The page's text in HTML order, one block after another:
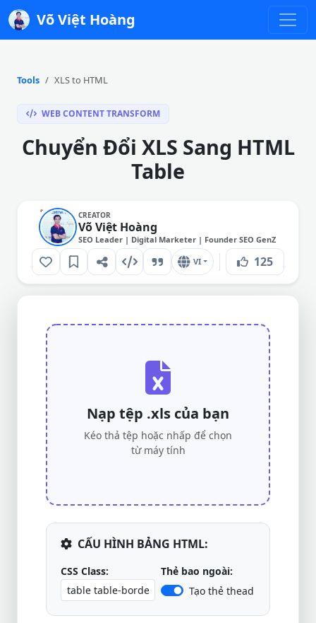
Võ Việt Hoàng
Tools XLS to HTML
WEB CONTENT TRANSFORM
Chuyển Đổi XLS Sang HTML
Table
CREATOR
Võ Việt Hoàng
SEO Leader | Digital Marketer | Founder SEO GenZ
VI 125
Nạp tệp .xls của bạn
Kéo thả tệp hoặc nhấp để chọn
từ máy tính
CẤU HÌNH BẢNG HTML:
CSS Class:
Thẻ bao ngoài:
Tạo thẻ thead